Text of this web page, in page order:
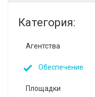
Категория:
Агентства
Обеспечение
Площадки